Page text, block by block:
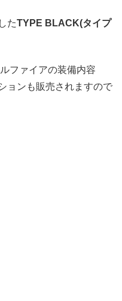
たTYPE BLACK(タイプ
ファイアの装備内容
ョンも販売されますので